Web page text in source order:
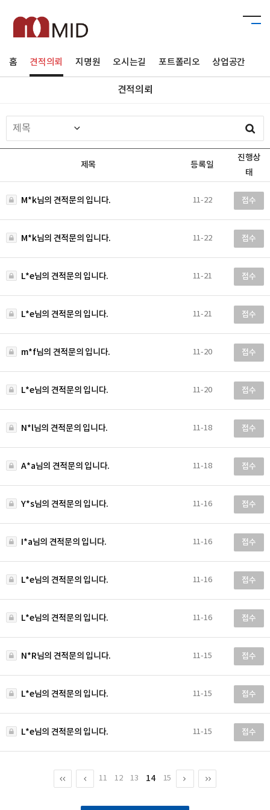
홈 견적의뢰 지명원 오시는길 포트폴리오 상업공간
견적의뢰
제목 등록일
진행상
태
M*k님의 견적문의 입니다. 11-22 접수
M*k님의 견적문의 입니다. 11-22 접수
L*e님의 견적문의 입니다. 11-21 접수
L*e님의 견적문의 입니다. 11-21 접수
m*f님의 견적문의 입니다. 11-20 접수
L*e님의 견적문의 입니다. 11-20 접수
N*l님의 견적문의 입니다. 11-18 접수
A*a님의 견적문의 입니다. 11-18 접수
Y*s님의 견적문의 입니다. 11-16 접수
I*a님의 견적문의 입니다. 11-16 접수
L*e님의 견적문의 입니다. 11-16 접수
L*e님의 견적문의 입니다. 11-16 접수
N*R님의 견적문의 입니다. 11-15 접수
L*e님의 견적문의 입니다. 11-15 접수
L*e님의 견적문의 입니다. 11-15 접수
11 12 13 14 15